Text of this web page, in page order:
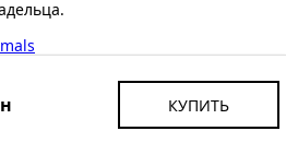
КУПИТЬ